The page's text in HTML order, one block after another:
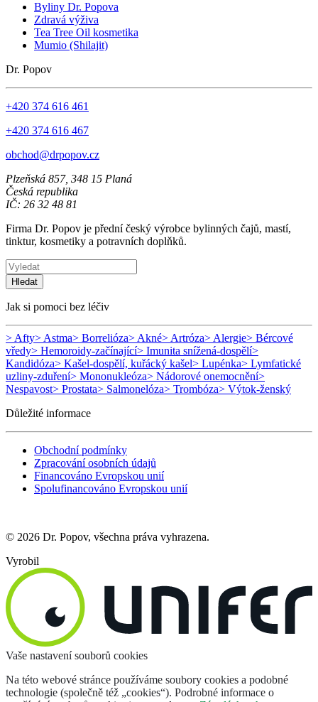
Byliny Dr. Popova
Zdravá výživa
Tea Tree Oil kosmetika
Mumio (Shilajit)
Dr. Popov
+420 374 616 461
+420 374 616 467
obchod@drpopov.cz
Plzeňská 857, 348 15 Planá
Česká republika
IČ: 26 32 48 81
Firma Dr. Popov je přední český výrobce bylinných čajů, mastí,
tinktur, kosmetiky a potravních doplňků.
Hledat
Jak si pomoci bez léčiv
> Afty> Astma> Borrelióza> Akné> Artróza> Alergie> Bércové
vředy> Hemoroidy-začínající> Imunita snížená-dospělí>
Kandidóza> Kašel-dospělí, kuřácký kašel> Lupénka> Lymfatické
uzliny-zduření> Mononukleóza> Nádorové onemocnění>
Nespavost> Prostata> Salmonelóza> Trombóza> Výtok-ženský
Důležité informace
Obchodní podmínky
Zpracování osobních údajů
Financováno Evropskou unií
Spolufinancováno Evropskou unií
© 2026 Dr. Popov, všechna práva vyhrazena.
Vyrobil
Vaše nastavení souborů cookies
Na této webové stránce používáme soubory cookies a podobné
technologie (společně též „cookies“). Podrobné informace o